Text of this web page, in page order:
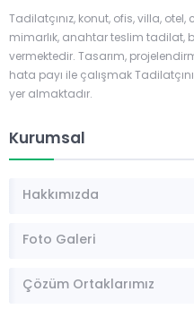
Tadilatçınız, konut, ofis, villa,
mimarlık, anahtar teslim tadilat,
vermektedir. Tasarım,
hata payı ile çalışmak
yer almaktadır.
Kurumsal
Hakkımızda
Foto Galeri
Çözüm Ortaklarımız